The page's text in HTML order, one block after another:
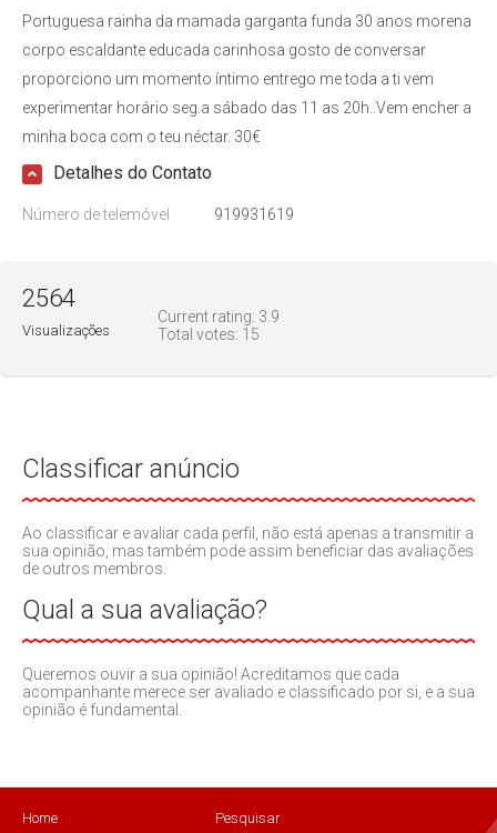
Portuguesa rainha da mamada garganta funda 30 anos morena
corpo escaldante educada carinhosa gosto de conversar
proporciono um momento íntimo entrego me toda a ti vem
experimentar horário seg.a sábado das 11 as 20h..Vem encher a
minha boca com o teu néctar. 30€
Detalhes do Contato
Número de telemóvel 919931619
Current rating: 3.9
Total votes: 15
2564
Visualizações
Classificar anúncio
Ao classificar e avaliar cada perfil, não está apenas a transmitir a
sua opinião, mas também pode assim beneficiar das avaliações
de outros membros.
Qual a sua avaliação?
Queremos ouvir a sua opinião! Acreditamos que cada
acompanhante merece ser avaliado e classificado por si, e a sua
opinião é fundamental.
Home Pesquisar